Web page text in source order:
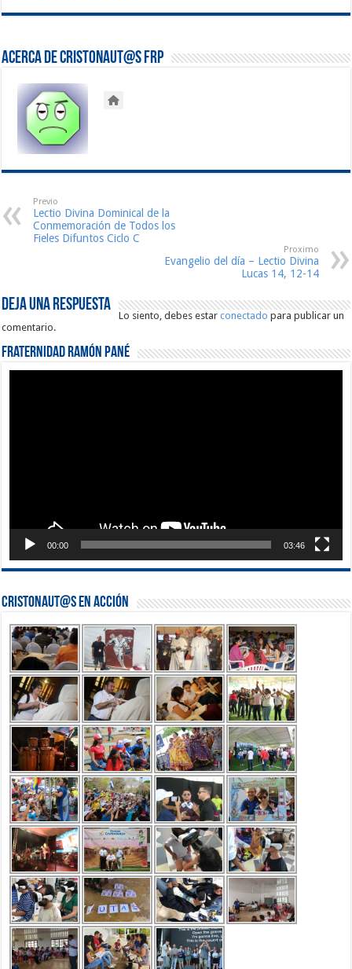
Acerca de Cristonaut@s FRP
Previo
Lectio Divina Dominical de la
Conmemoración de Todos los
Fieles Difuntos Ciclo C
Proximo
Evangelio del día – Lectio Divina
Lucas 14, 12-14
Deja una respuesta
Lo siento, debes estarconectado para publicar un
comentario.
Fraternidad Ramón Pané
00:00 03:46
Cristonaut@s en Acción